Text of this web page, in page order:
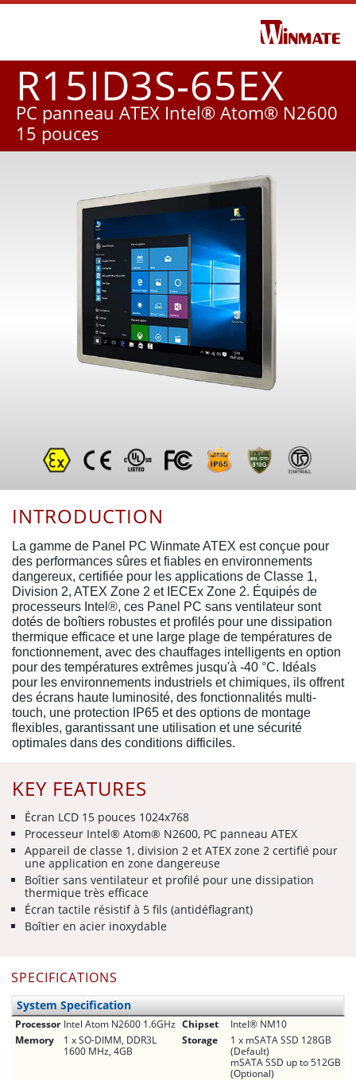
R15ID3S-65EX
PC panneau ATEX Intel® Atom® N2600
15 pouces
KEY FEATURES
Écran LCD 15 pouces 1024x768
Processeur Intel® Atom® N2600, PC panneau ATEX
Appareil de classe 1, division 2 et ATEX zone 2 certifié pour
une application en zone dangereuse
Boîtier sans ventilateur et profilé pour une dissipation
thermique très efficace
Écran tactile résistif à 5 fils (antidéflagrant)
Boîtier en acier inoxydable
INTRODUCTION
La gamme de Panel PC Winmate ATEX est conçue pour
des performances sûres et fiables en environnements
dangereux, certifiée pour les applications de Classe 1,
Division 2, ATEX Zone 2 et IECEx Zone 2. Équipés de
processeurs Intel®, ces Panel PC sans ventilateur sont
dotés de boîtiers robustes et profilés pour une dissipation
thermique efficace et une large plage de températures de
fonctionnement, avec des chauffages intelligents en option
pour des températures extrêmes jusqu'à -40 °C. Idéals
pour les environnements industriels et chimiques, ils offrent
des écrans haute luminosité, des fonctionnalités multi-
touch, une protection IP65 et des options de montage
flexibles, garantissant une utilisation et une sécurité
optimales dans des conditions difficiles.
SPECIFICATIONS
System Specification
Processor Intel Atom N2600 1.6GHz Chipset
Intel® NM10
Memory
1 x SO-DIMM, DDR3L
1600 MHz, 4GB
Storage
1 x mSATA SSD 128GB
(Default)
mSATA SSD up to 512GB
(Optional)